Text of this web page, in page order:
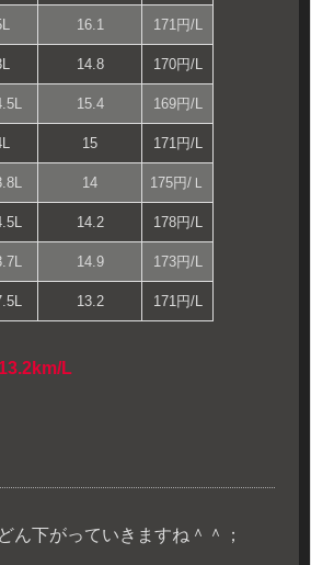
16.1 171円/L
14.8 170円/L
15.4 169円/L
15 171円/L
14 175円/Ｌ
14.2 178円/L
14.9 173円/L
13.2 171円/L
L
ん下がっていきますね＾＾；